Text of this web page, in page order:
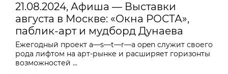
21.08.2024, Афиша — Выставки
августа в Москве: «Окна РОСТА»,
паблик-арт и мудборд Дунаева
Ежегодный проект a—s—t—r—a open служит своего
рода лифтом на арт-рынке и расширяет горизонты
возможностей ...